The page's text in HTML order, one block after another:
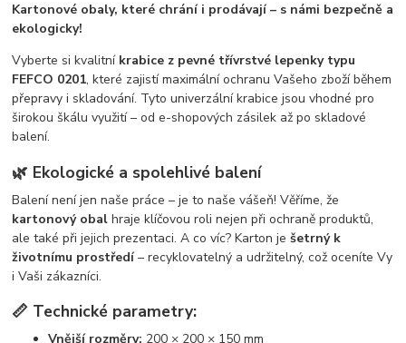
Kartonové obaly, které chrání i prodávají – s námi bezpečně a
ekologicky!
Vyberte si kvalitní krabice z pevné třívrstvé lepenky typu
FEFCO 0201, které zajistí maximální ochranu Vašeho zboží během
přepravy i skladování. Tyto univerzální krabice jsou vhodné pro
širokou škálu využití – od e-shopových zásilek až po skladové
balení.
🌿 Ekologické a spolehlivé balení
Balení není jen naše práce – je to naše vášeň! Věříme, že
kartonový obal hraje klíčovou roli nejen při ochraně produktů,
ale také při jejich prezentaci. A co víc? Karton ješetrný k
životnímu prostředí– recyklovatelný a udržitelný, což oceníte Vy
i Vaši zákazníci.
📏 Technické parametry:
Vnější rozměry: 200 × 200 × 150 mm